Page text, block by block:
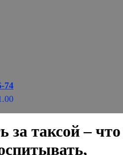
74
за таксой – что